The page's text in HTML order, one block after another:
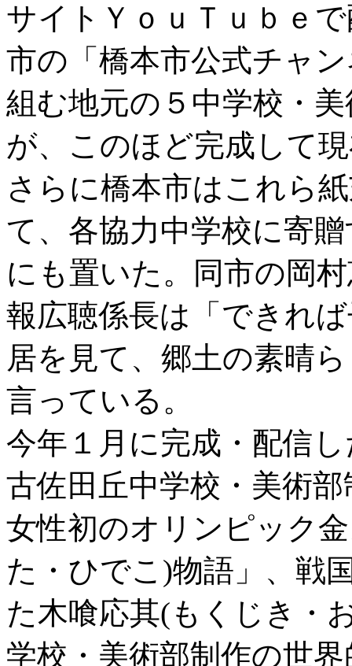
サイトＹｏｕＴｕｂｅ
市の「橋本市公式チャ
組む地元の５中学校・
が、このほど完成して
さらに橋本市はこれら
て、各協力中学校に寄
にも置いた。同市の岡
報広聴係長は「できれ
居を見て、郷土の素晴
言っている。
今年１月に完成・配信
古佐田丘中学校・美術
女性初のオリンピック
た・ひでこ)物語」、戦
た木喰応其(もくじき・
学校・美術部制作の世